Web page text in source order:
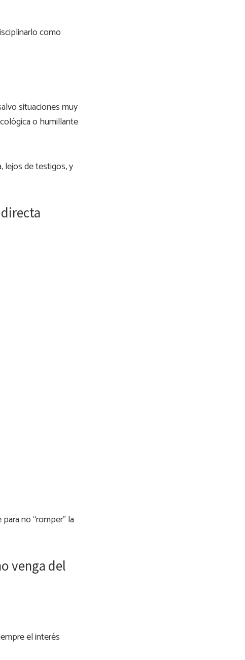
como
situaciones muy
o humillante
lejos de testigos, y
no “romper” la
venga del
el interés